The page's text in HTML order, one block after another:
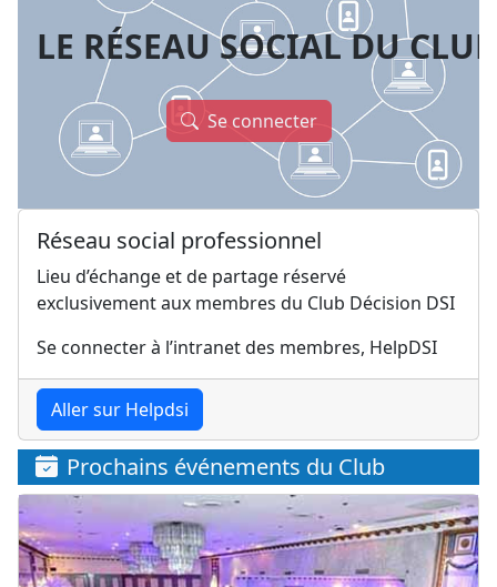
LE RÉSEAU SOCIAL DU CLUB
Se connecter
Réseau social professionnel
Lieu d’échange et de partage réservé
exclusivement aux membres du Club Décision DSI
Se connecter à l’intranet des membres, HelpDSI
Aller sur Helpdsi
Prochains événements du Club